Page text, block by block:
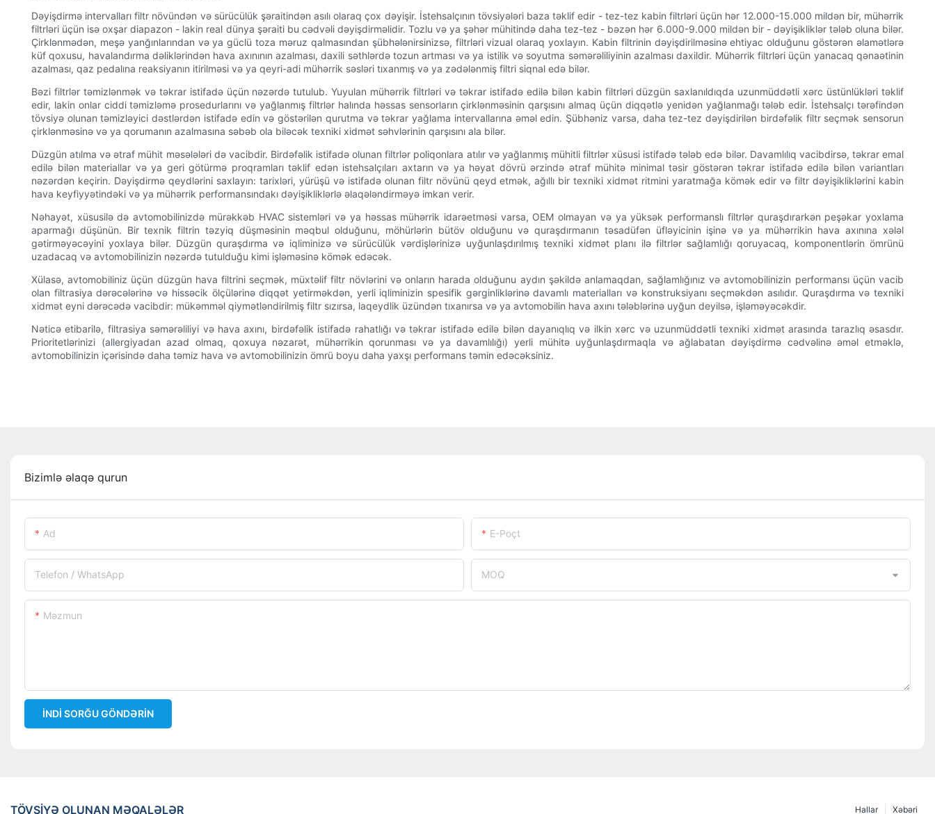
Dəyişdirmə intervalları filtr növündən və sürücülük şəraitindən asılı olaraq çox dəyişir. İstehsalçının tövsiyələri baza təklif edir - tez-tez kabin filtrləri üçün hər 12.000-15.000 mildən bir, mühərrik
filtrləri üçün isə oxşar diapazon - lakin real dünya şəraiti bu cədvəli dəyişdirməlidir. Tozlu və ya şəhər mühitində daha tez-tez - bəzən hər 6.000-9.000 mildən bir - dəyişikliklər tələb oluna bilər.
Çirklənmədən, meşə yanğınlarından və ya güclü toza məruz qalmasından şübhələnirsinizsə, filtrləri vizual olaraq yoxlayın. Kabin filtrinin dəyişdirilməsinə ehtiyac olduğunu göstərən əlamətlərə
küf qoxusu, havalandırma dəliklərindən hava axınının azalması, daxili səthlərdə tozun artması və ya istilik və soyutma səmərəliliyinin azalması daxildir. Mühərrik filtrləri üçün yanacaq qənaətinin
azalması, qaz pedalına reaksiyanın itirilməsi və ya qeyri-adi mühərrik səsləri tıxanmış və ya zədələnmiş filtri siqnal edə bilər.
Bəzi filtrlər təmizlənmək və təkrar istifadə üçün nəzərdə tutulub. Yuyulan mühərrik filtrləri və təkrar istifadə edilə bilən kabin filtrləri düzgün saxlanıldıqda uzunmüddətli xərc üstünlükləri təklif
edir, lakin onlar ciddi təmizləmə prosedurlarını və yağlanmış filtrlər halında həssas sensorların çirklənməsinin qarşısını almaq üçün diqqətlə yenidən yağlanmağı tələb edir. İstehsalçı tərəfindən
tövsiyə olunan təmizləyici dəstlərdən istifadə edin və göstərilən qurutma və təkrar yağlama intervallarına əməl edin. Şübhəniz varsa, daha tez-tez dəyişdirilən birdəfəlik filtr seçmək sensorun
çirklənməsinə və ya qorumanın azalmasına səbəb ola biləcək texniki xidmət səhvlərinin qarşısını ala bilər.
Düzgün atılma və ətraf mühit məsələləri də vacibdir. Birdəfəlik istifadə olunan filtrlər poliqonlara atılır və yağlanmış mühitli filtrlər xüsusi istifadə tələb edə bilər. Davamlılıq vacibdirsə, təkrar emal
edilə bilən materiallar və ya geri götürmə proqramları təklif edən istehsalçıları axtarın və ya həyat dövrü ərzində ətraf mühitə minimal təsir göstərən təkrar istifadə edilə bilən variantları
nəzərdən keçirin. Dəyişdirmə qeydlərini saxlayın: tarixləri, yürüşü və istifadə olunan filtr növünü qeyd etmək, ağıllı bir texniki xidmət ritmini yaratmağa kömək edir və filtr dəyişikliklərini kabin
hava keyfiyyətindəki və ya mühərrik performansındakı dəyişikliklərlə əlaqələndirməyə imkan verir.
Nəhayət, xüsusilə də avtomobilinizdə mürəkkəb HVAC sistemləri və ya həssas mühərrik idarəetməsi varsa, OEM olmayan və ya yüksək performanslı filtrlər quraşdırarkən peşəkar yoxlama
aparmağı düşünün. Bir texnik filtrin təzyiq düşməsinin məqbul olduğunu, möhürlərin bütöv olduğunu və quraşdırmanın təsadüfən üfləyicinin işinə və ya mühərrikin hava axınına xələl
gətirməyəcəyini yoxlaya bilər. Düzgün quraşdırma və iqliminizə və sürücülük vərdişlərinizə uyğunlaşdırılmış texniki xidmət planı ilə filtrlər sağlamlığı qoruyacaq, komponentlərin ömrünü
uzadacaq və avtomobilinizin nəzərdə tutulduğu kimi işləməsinə kömək edəcək.
Xülasə, avtomobiliniz üçün düzgün hava filtrini seçmək, müxtəlif filtr növlərini və onların harada olduğunu aydın şəkildə anlamaqdan, sağlamlığınız və avtomobilinizin performansı üçün vacib
olan filtrasiya dərəcələrinə və hissəcik ölçülərinə diqqət yetirməkdən, yerli iqliminizin spesifik gərginliklərinə davamlı materialları və konstruksiyanı seçməkdən asılıdır. Quraşdırma və texniki
xidmət eyni dərəcədə vacibdir: mükəmməl qiymətləndirilmiş filtr sızırsa, laqeydlik üzündən tıxanırsa və ya avtomobilin hava axını tələblərinə uyğun deyilsə, işləməyəcəkdir.
Nəticə etibarilə, filtrasiya səmərəliliyi və hava axını, birdəfəlik istifadə rahatlığı və təkrar istifadə edilə bilən dayanıqlıq və ilkin xərc və uzunmüddətli texniki xidmət arasında tarazlıq əsasdır.
Prioritetlərinizi (allergiyadan azad olmaq, qoxuya nəzarət, mühərrikin qorunması və ya davamlılığı) yerli mühitə uyğunlaşdırmaqla və ağlabatan dəyişdirmə cədvəlinə əməl etməklə,
avtomobilinizin içərisində daha təmiz hava və avtomobilinizin ömrü boyu daha yaxşı performans təmin edəcəksiniz.
Bizimlə əlaqə qurun
Ad E-Poçt
Telefon / WhatsApp MOQ
Məzmun
İNDI SORĞU GÖNDƏRIN
TÖVSIYƏ OLUNAN MƏQALƏLƏR Xəbəri
Hallar